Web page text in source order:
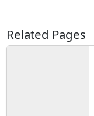
Related Pages